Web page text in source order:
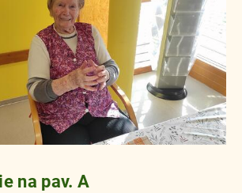
na pav. A